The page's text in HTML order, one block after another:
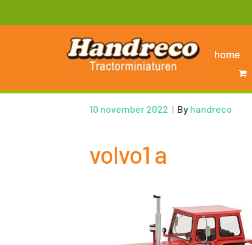
home
10 november 2022 | By handreco
volvo1 a